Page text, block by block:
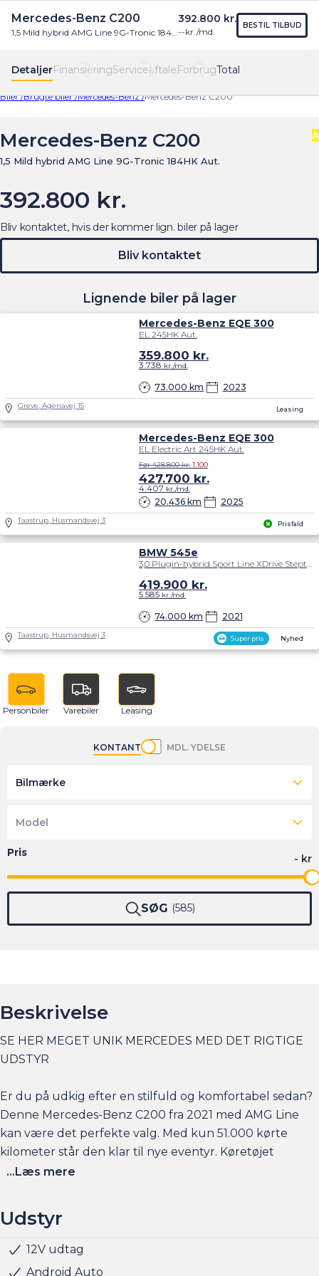
Find os Menu
DetaljerFinansieringServiceaftaleForbrugTotal
Mercedes-Benz C200
1,5 Mild hybrid AMG Line 9G-Tronic 184HK Aut.
392.800 kr.
--kr./md.
BESTIL TILBUD
Biler /Brugte biler /Mercedes-Benz /Mercedes-Benz C200
Mercedes-Benz C200
1,5 Mild hybrid AMG Line 9G-Tronic 184HK Aut.
A
392.800 kr.
Lignende biler på lager
Leasing
Mercedes-Benz EQE 300
EL 245HK Aut.
73.000 km 2023
359.800 kr.
3.738 kr./md.
Greve, Agenavej 15
Prisfald
Mercedes-Benz EQE 300
EL Electric Art 245HK Aut.
20.436 km 2025
Før 428.800 kr. 1.100
427.700 kr.
4.407 kr./md.
Taastrup, Husmandsvej 3
Super pris Nyhed
BMW 545e
3,0 Plugin-hybrid Sport Line XDrive Steptronic 395HK 8g Aut.
74.000 km 2021
419.900 kr.
5.585kr./md.
Taastrup, Husmandsvej 3
Bliv kontaktet, hvis der kommer lign. biler på lager
Bliv kontaktet
Personbiler Varebiler Leasing
KONTANT MDL. YDELSE
Bilmærke
Model
SØG 585
Beskrivelse
SE HER MEGET UNIK MERCEDES MED DET RIGTIGE
UDSTYR
Er du på udkig efter en stilfuld og komfortabel sedan?
Denne Mercedes-Benz C200 fra 2021 med AMG Line
kan være det perfekte valg. Med kun 51.000 kørte
kilometer står den klar til nye eventyr. Køretøjet
kombinerer benzin og mild hybrid teknologi, hvilket
Tronic aut. gearkasse, der sikrer jævn og effektiv kørsel.
...Læs mere
Udstyr
12V udtag
Android Auto
Fjernbetjent centrallås
Klimaanlæg 2-zoner
Multifunktionsrat
Navigation
Nøglefri døre
Nøglefri start
Parkeringssensor for/bag
Regnsensor
Servo
Sportssæder
Sædevarme for
Trådløs mobilopladning
19" Alufælge
Fuld LED forlygter
LED baglygter
LED kørelys
Metallak
Mørktonede ruder bag
Armlæn
Delvis alcantara-kabine
Justerbart rat
Mørk loftbeklædning
6 Airbags
ABS
ESP
Isofix
Lyssensor